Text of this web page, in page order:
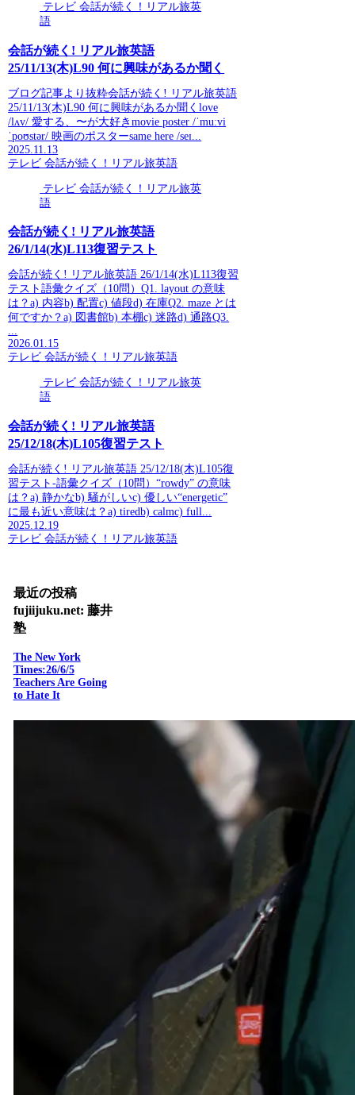
テレビ 会話が続く！リアル旅英
語
会話が続く! リアル旅英語
25/11/13(木)L90 何に興味があるか聞く
ブログ記事より抜粋会話が続く! リアル旅英語
25/11/13(木)L90 何に興味があるか聞くlove
/lʌv/ 愛する、〜が大好きmovie poster /ˈmuːvi
ˈpoʊstər/ 映画のポスターsame here /seɪ...
2025.11.13
テレビ 会話が続く！リアル旅英語
テレビ 会話が続く！リアル旅英
語
会話が続く! リアル旅英語
26/1/14(水)L113復習テスト
会話が続く! リアル旅英語 26/1/14(水)L113復習
テスト語彙クイズ（10問）Q1. layout の意味
は？a) 内容b) 配置c) 値段d) 在庫Q2. maze とは
何ですか？a) 図書館b) 本棚c) 迷路d) 通路Q3.
...
2026.01.15
テレビ 会話が続く！リアル旅英語
テレビ 会話が続く！リアル旅英
語
会話が続く! リアル旅英語
25/12/18(木)L105復習テスト
会話が続く! リアル旅英語 25/12/18(木)L105復
習テスト-語彙クイズ（10問）“rowdy” の意味
は？a) 静かなb) 騒がしいc) 優しい“energetic”
に最も近い意味は？a) tiredb) calmc) full...
2025.12.19
テレビ 会話が続く！リアル旅英語
最近の投稿
fujiijuku.net: 藤井
塾
The New York
Times:26/6/5
Teachers Are Going
to Hate It